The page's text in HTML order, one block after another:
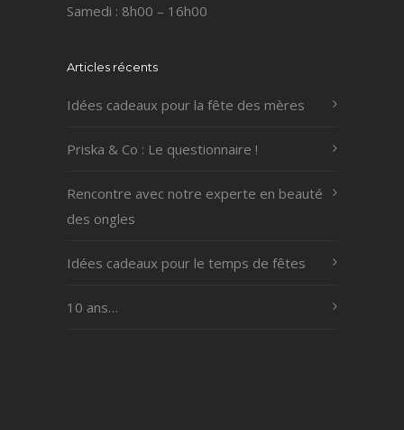
Samedi : 8h00 – 16h00
Articles récents
Idées cadeaux pour la fête des mères
Priska & Co : Le questionnaire !
Rencontre avec notre experte en beauté
des ongles
Idées cadeaux pour le temps de fêtes
10 ans…